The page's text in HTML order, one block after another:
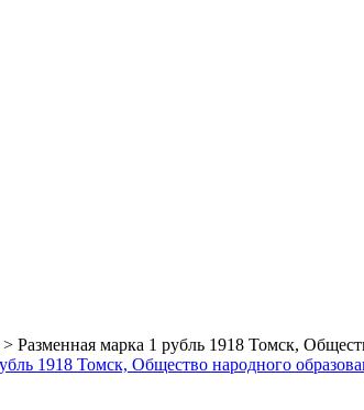
> Разменная марка 1 рубль 1918 Томск,